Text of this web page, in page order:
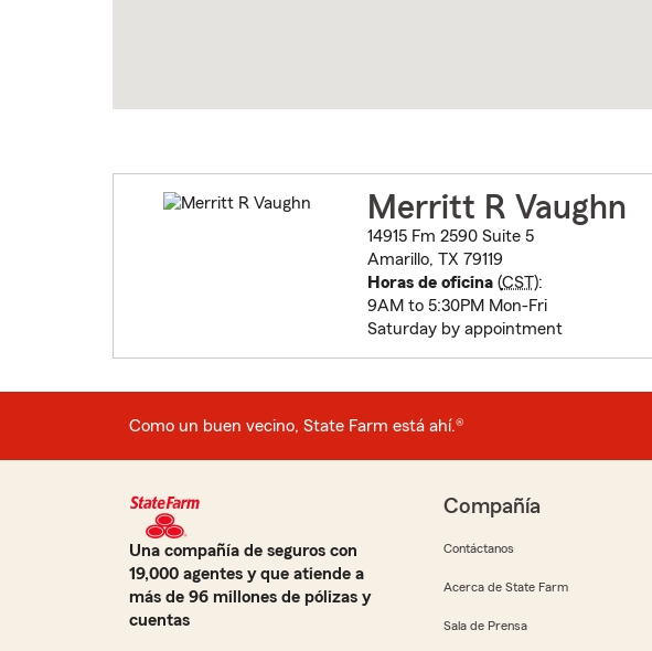
Merritt R Vaughn
14915 Fm 2590 Suite 5
Amarillo, TX 79119
Horas de oficina(CST):
9AM to 5:30PM Mon-Fri
Saturday by appointment
Como un buen vecino, State Farm está ahí.®
Una compañía de seguros con
19,000 agentes y que atiende a
más de 96 millones de pólizas y
cuentas
Compañía
Contáctanos
Acerca de State Farm
Sala de Prensa